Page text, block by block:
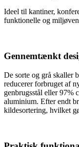
Ideel til kantiner,
funktionelle og
Gennemtænkt
De sorte og grå skaller
reducerer forbruget af
genbrugsstål eller 97%
aluminium. Efter endt
kildesortering, hvilket